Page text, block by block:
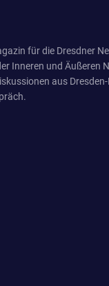
für die Dresdner
Inneren und Äußeren
aus